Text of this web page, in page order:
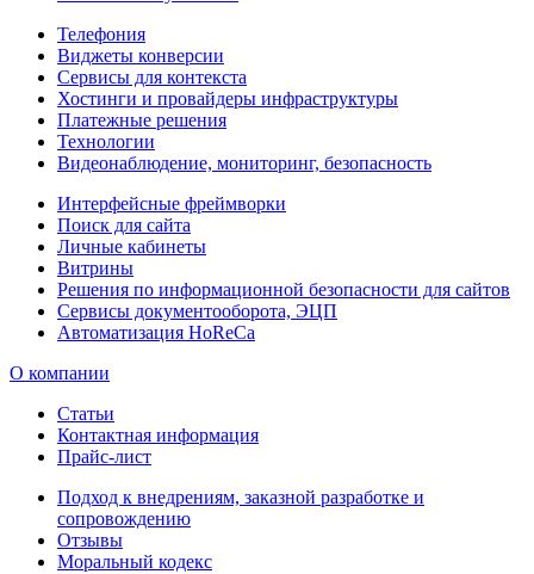
Телефония
Виджеты конверсии
Сервисы для контекста
Хостинги и провайдеры инфраструктуры
Платежные решения
Технологии
Видеонаблюдение, мониторинг, безопасность
Интерфейсные фреймворки
Поиск для сайта
Личные кабинеты
Витрины
Решения по информационной безопасности для сайтов
Сервисы документооборота, ЭЦП
Автоматизация HoReCa
О компании
Статьи
Контактная информация
Прайс-лист
Подход к внедрениям, заказной разработке и
сопровождению
Отзывы
Моральный кодекс